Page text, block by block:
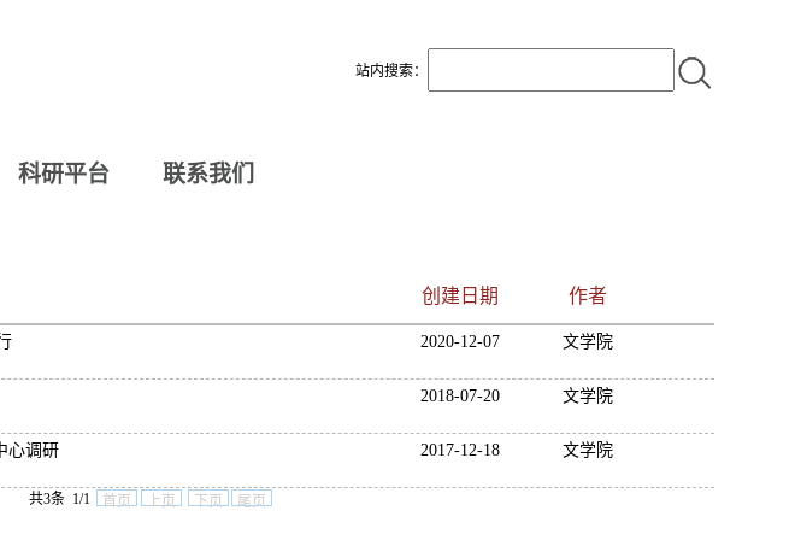
站内搜索：
科研平台 联系我们
创建日期 作者
2020-12-07 文学院
2018-07-20 文学院
心调研 2017-12-18 文学院
共3条 1/1 首页 上页 下页 尾页